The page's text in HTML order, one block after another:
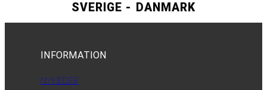
SVERIGE - DANMARK
INFORMATION
NYHEDER